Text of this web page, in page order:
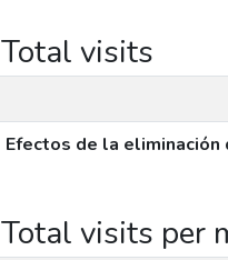
Total visits
Efectos de la
Total visits per